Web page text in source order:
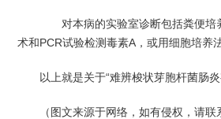
对本病的实验室诊断包括粪便培养
术和PCR试验检测毒素A，或用细胞培养
以上就是关于“难辨梭状芽胞杆菌肠
（图文来源于网络，如有侵权，请联